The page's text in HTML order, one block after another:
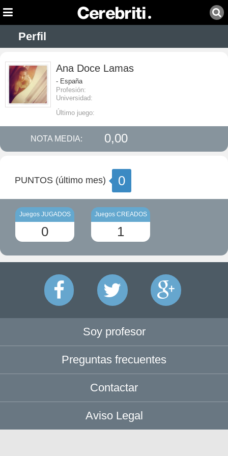
Perfil
Ana Doce Lamas
- España
Profesión:
Universidad:
Último juego:
NOTA MEDIA: 0,00
PUNTOS (último mes) 0
Juegos JUGADOS
0
Juegos CREADOS
1
Soy profesor
Preguntas frecuentes
Contactar
Aviso Legal